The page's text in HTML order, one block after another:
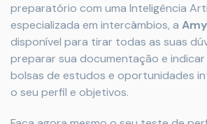
preparatório com uma Inteligência
especializada em intercâmbios, a Amy
disponível para tirar todas as suas
preparar sua documentação e indicar
bolsas de estudos e oportunidades
o seu perfil e objetivos.